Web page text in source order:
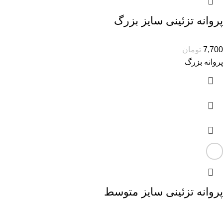
پروانه تزئینی سایز بزرگ
7,700 تومان
پروانه بزرگ
پروانه تزئینی سایز متوسط